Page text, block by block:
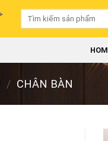
Tìm
/ CHÂN BÀN